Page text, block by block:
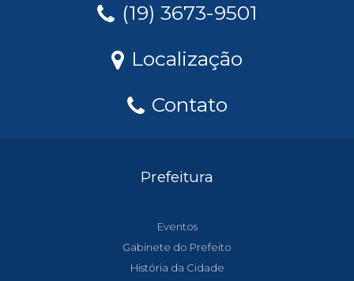
(19) 3673-9501
Localização
Contato
Prefeitura
Eventos
Gabinete do Prefeito
História da Cidade